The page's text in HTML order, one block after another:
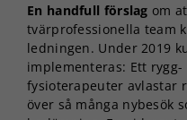
En handfull förslag om
tvärprofessionella team
ledningen. Under 2019
implementeras: Ett
fysioterapeuter avlastar
över så många nybesök